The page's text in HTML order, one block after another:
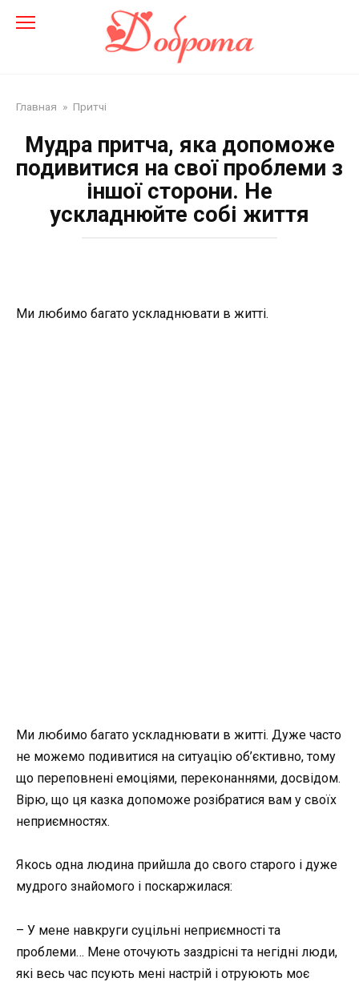
Главная » Притчі
Мудра притча, яка допоможе
подивитися на свої проблеми з
іншої сторони. Не
ускладнюйте собі життя
Ми любимо багато ускладнювати в житті.
Ми любимо багато ускладнювати в житті. Дуже часто
не можемо подивитися на ситуацію об’єктивно, тому
що переповнені емоціями, переконаннями, досвідом.
Вірю, що ця казка допоможе розібратися вам у своїх
неприємностях.
Якось одна людина прийшла до свого старого і дуже
мудрого знайомого і поскаржилася:
– У мене навкруги суцільні неприємності та
проблеми… Мене оточують заздрісні та негідні люди,
які весь час псують мені настрій і отруюють моє